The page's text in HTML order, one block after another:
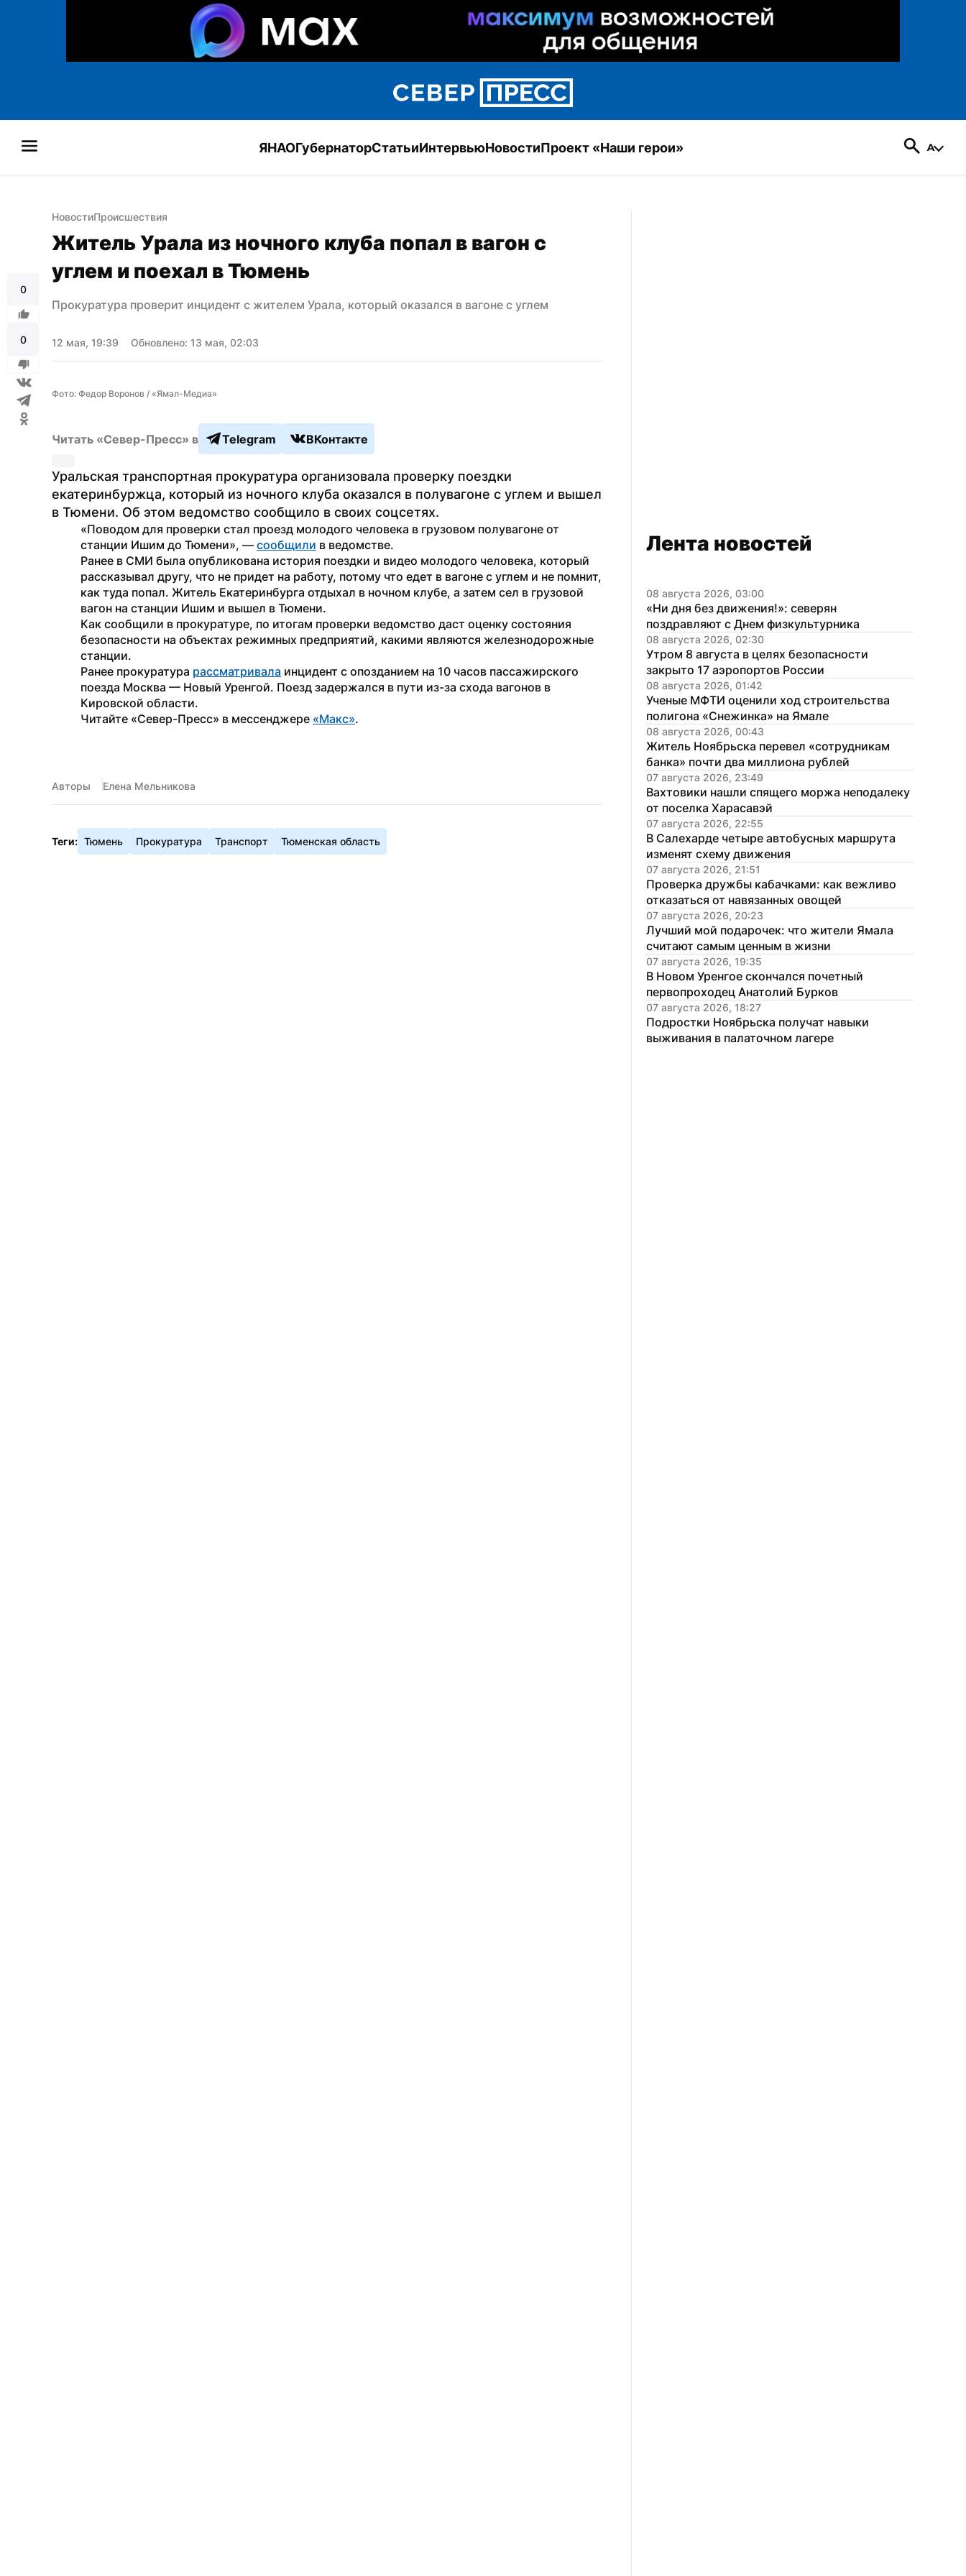
ЯНАОГубернаторСтатьиИнтервьюНовостиПроект «Наши герои»
0
0
НовостиПроисшествия
Житель Урала из ночного клуба попал в вагон с
углем и поехал в Тюмень
Прокуратура проверит инцидент с жителем Урала, который оказался в вагоне с углем
12 мая, 19:39 Обновлено: 13 мая, 02:03
Фото: Федор Воронов / «Ямал-Медиа»
Читать «Север-Пресс» в Telegram ВКонтакте
Уральская транспортная прокуратура организовала проверку поездки
екатеринбуржца, который из ночного клуба оказался в полувагоне с углем и вышел
в Тюмени. Об этом ведомство сообщило в своих соцсетях.
«Поводом для проверки стал проезд молодого человека в грузовом полувагоне от
станции Ишим до Тюмени», — сообщили в ведомстве.
Ранее в СМИ была опубликована история поездки и видео молодого человека, который
рассказывал другу, что не придет на работу, потому что едет в вагоне с углем и не помнит,
как туда попал. Житель Екатеринбурга отдыхал в ночном клубе, а затем сел в грузовой
вагон на станции Ишим и вышел в Тюмени.
Как сообщили в прокуратуре, по итогам проверки ведомство даст оценку состояния
безопасности на объектах режимных предприятий, какими являются железнодорожные
станции.
Ранее прокуратура рассматривала инцидент с опозданием на 10 часов пассажирского
поезда Москва — Новый Уренгой. Поезд задержался в пути из-за схода вагонов в
Кировской области.
Читайте «Север-Пресс» в мессенджере «Макс».
Авторы Елена Мельникова
Теги: Тюмень Прокуратура Транспорт Тюменская область
Лента новостей
08 августа 2026, 03:00
«Ни дня без движения!»: северян
поздравляют с Днем физкультурника
08 августа 2026, 02:30
Утром 8 августа в целях безопасности
закрыто 17 аэропортов России
08 августа 2026, 01:42
Ученые МФТИ оценили ход строительства
полигона «Снежинка» на Ямале
08 августа 2026, 00:43
Житель Ноябрьска перевел «сотрудникам
банка» почти два миллиона рублей
07 августа 2026, 23:49
Вахтовики нашли спящего моржа неподалеку
от поселка Харасавэй
07 августа 2026, 22:55
В Салехарде четыре автобусных маршрута
изменят схему движения
07 августа 2026, 21:51
Проверка дружбы кабачками: как вежливо
отказаться от навязанных овощей
07 августа 2026, 20:23
Лучший мой подарочек: что жители Ямала
считают самым ценным в жизни
07 августа 2026, 19:35
В Новом Уренгое скончался почетный
первопроходец Анатолий Бурков
07 августа 2026, 18:27
Подростки Ноябрьска получат навыки
выживания в палаточном лагере